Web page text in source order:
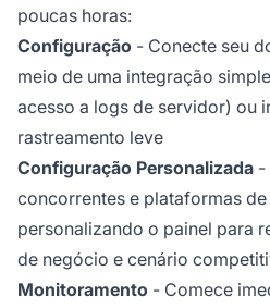
poucas horas:
Configuração - Conecte seu
meio de uma integração
acesso a logs de servidor) ou
rastreamento leve
Configuração Personalizada -
concorrentes e plataformas
personalizando o painel para
de negócio e cenário
Monitoramento - Comece